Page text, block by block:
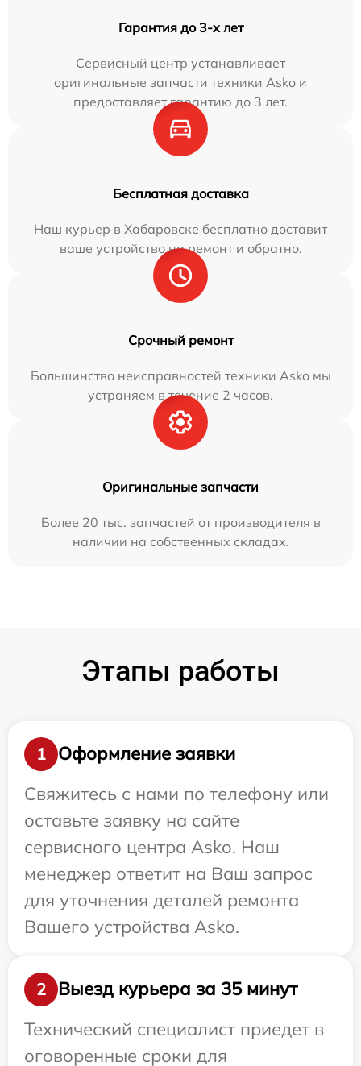
Гарантия до 3-х лет
Сервисный центр устанавливает
оригинальные запчасти техники Asko и
предоставляет гарантию до 3 лет.
Бесплатная доставка
Наш курьер в Хабаровске бесплатно доставит
ваше устройство на ремонт и обратно.
Срочный ремонт
Большинство неисправностей техники Asko мы
устраняем в течение 2 часов.
Оригинальные запчасти
Более 20 тыс. запчастей от производителя в
наличии на собственных складах.
Этапы работы
1
Оформление заявки
Свяжитесь с нами по телефону или
оставьте заявку на сайте
сервисного центра Asko. Наш
менеджер ответит на Ваш запрос
для уточнения деталей ремонта
Вашего устройства Asko.
2
Выезд курьера за 35 минут
Технический специалист приедет в
оговоренные сроки для